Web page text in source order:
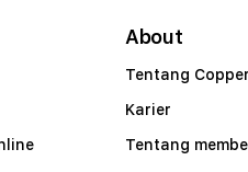
About
Tentang
Karier
Tentang